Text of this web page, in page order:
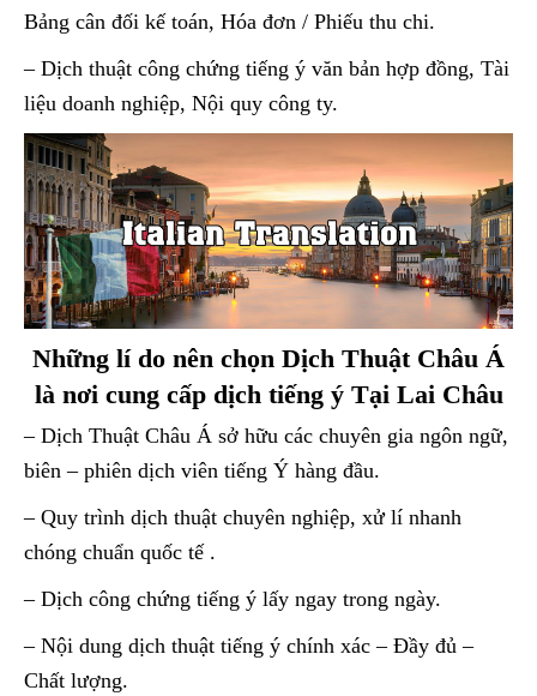
Bảng cân đối kế toán, Hóa đơn / Phiếu thu chi.
– Dịch thuật công chứng tiếng ý văn bản hợp đồng, Tài
liệu doanh nghiệp, Nội quy công ty.
Những lí do nên chọn Dịch Thuật Châu Á
là nơi cung cấp dịch tiếng ý Tại Lai Châu
– Dịch Thuật Châu Á sở hữu các chuyên gia ngôn ngữ,
biên – phiên dịch viên tiếng Ý hàng đầu.
– Quy trình dịch thuật chuyên nghiệp, xử lí nhanh
chóng chuẩn quốc tế .
– Dịch công chứng tiếng ý lấy ngay trong ngày.
– Nội dung dịch thuật tiếng ý chính xác – Đầy đủ –
Chất lượng.